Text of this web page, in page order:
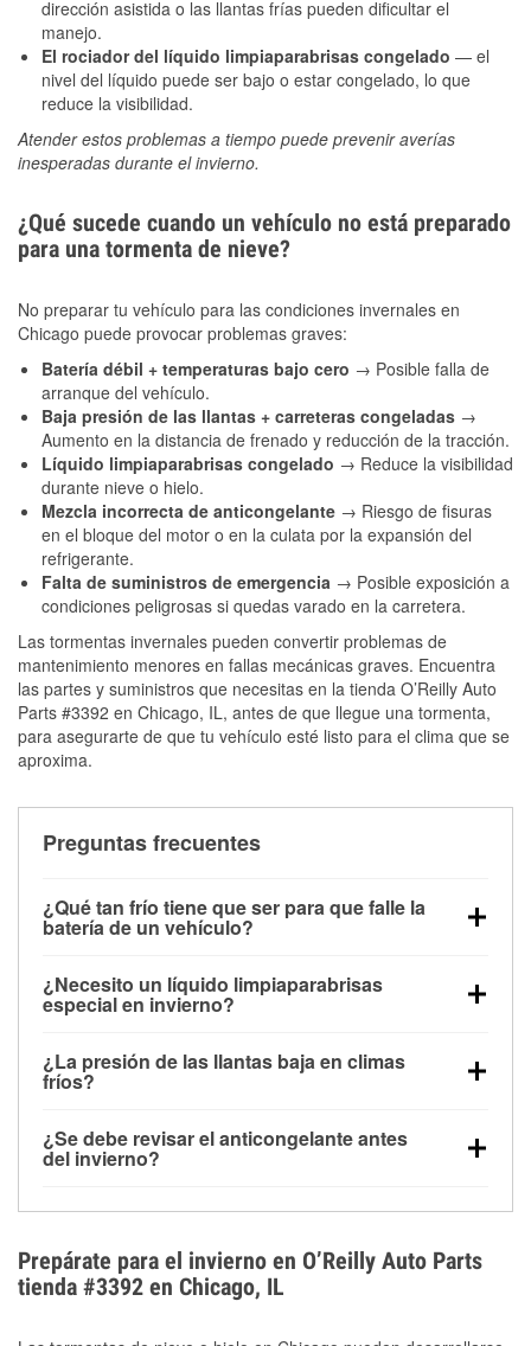
dirección asistida o las llantas frías pueden dificultar el
manejo.
El rociador del líquido limpiaparabrisas congelado — el
nivel del líquido puede ser bajo o estar congelado, lo que
reduce la visibilidad.
Atender estos problemas a tiempo puede prevenir averías
inesperadas durante el invierno.
¿Qué sucede cuando un vehículo no está preparado
para una tormenta de nieve?
No preparar tu vehículo para las condiciones invernales en
Chicago puede provocar problemas graves:
Batería débil + temperaturas bajo cero → Posible falla de
arranque del vehículo.
Baja presión de las llantas + carreteras congeladas →
Aumento en la distancia de frenado y reducción de la tracción.
Líquido limpiaparabrisas congelado → Reduce la visibilidad
durante nieve o hielo.
Mezcla incorrecta de anticongelante → Riesgo de fisuras
en el bloque del motor o en la culata por la expansión del
refrigerante.
Falta de suministros de emergencia → Posible exposición a
condiciones peligrosas si quedas varado en la carretera.
Las tormentas invernales pueden convertir problemas de
mantenimiento menores en fallas mecánicas graves. Encuentra
las partes y suministros que necesitas en la tienda O’Reilly Auto
Parts #3392 en Chicago, IL, antes de que llegue una tormenta,
para asegurarte de que tu vehículo esté listo para el clima que se
aproxima.
Preguntas frecuentes
¿Qué tan frío tiene que ser para que falle la
batería de un vehículo?
debajo de los 32 °F y puede perder hasta la mitad de
su potencia de arranque cerca de los 0 °F, lo que
arranque.
¿Necesito un líquido limpiaparabrisas
especial en invierno?
la congelación y ayuda a disolver la sal y la nieve
derretida en la carretera para mejorar la visibilidad.
¿La presión de las llantas baja en climas
fríos?
alrededor de 1 PSI por cada 10 °F que baja la
temperatura. Puedes obtener más información sobre
¿Se debe revisar el anticongelante antes
del invierno?
el sobrecalentamiento en condiciones de frío
extremo. Aprende cómo comprobar la protección
anticongelante en nuestra sección How-To.
Prepárate para el invierno en O’Reilly Auto Parts
tienda #3392 en Chicago, IL